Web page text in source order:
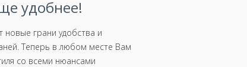
удобнее!
грани удобства и
Теперь в любом месте Вам
со всеми нюансами